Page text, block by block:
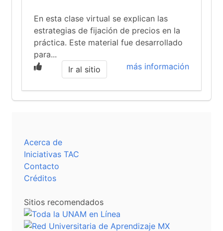
En esta clase virtual se explican las
estrategias de fijación de precios en la
práctica. Este material fue desarrollado
para...
más información
Ir al sitio
Acerca de
Iniciativas TAC
Contacto
Créditos
Sitios recomendados